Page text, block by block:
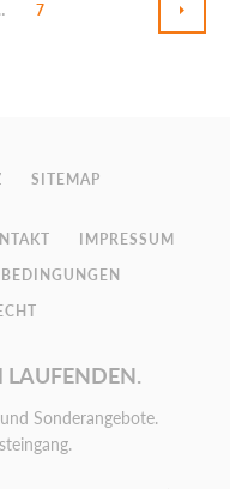
7
SITEMAP
IMPRESSUM
LAUFENDEN.
Sonderangebote.